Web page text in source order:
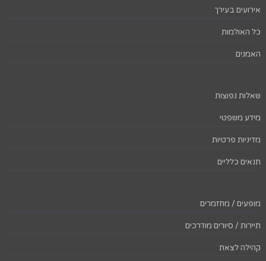
אירועים בעירך
כל האולמות
האמנים
שאלות נפוצות
מידע משפטי
מדיניות פרטיות
תנאים כלליים
מופעים / מחזמרים
תיירות / סיורים מודרכים
קהילה לצאת